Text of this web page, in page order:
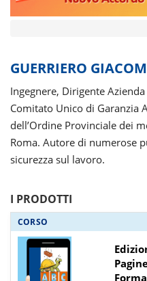
GUERRIERO
Ingegnere, Dirigente
Comitato Unico di Garanzia
dell’Ordine Provinciale dei
Roma. Autore di numerose
sicurezza sul lavoro.
I PRODOTTI
CORSO